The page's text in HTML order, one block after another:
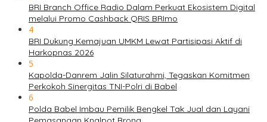
BRI Branch Office Radio Dalam Perkuat Ekosistem Digital
melalui Promo Cashback QRIS BRImo
4
BRI Dukung Kemajuan UMKM Lewat Partisipasi Aktif di
Harkopnas 2026
5
Kapolda-Danrem Jalin Silaturahmi, Tegaskan Komitmen
Perkokoh Sinergitas TNI-Polri di Babel
6
Polda Babel Imbau Pemilik Bengkel Tak Jual dan Layani